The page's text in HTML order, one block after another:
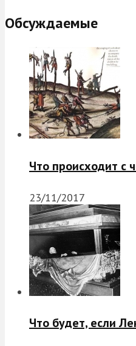
Обсуждаемые
Что происходит с
23/11/2017
Что будет, если